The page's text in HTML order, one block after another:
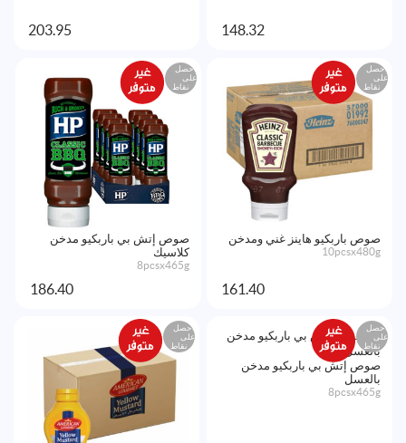
148.32
203.95
احصل
على
نقاط
صوص باربكيو هاينز غني ومدخن
10pcsx480g
161.40
احصل
على
نقاط
صوص إتش بي باربكيو مدخن
كلاسيك
8pcsx465g
186.40
احصل
على
نقاط
صوص إتش بي باربكيو مدخن
بالعسل
8pcsx465g
احصل
على
نقاط